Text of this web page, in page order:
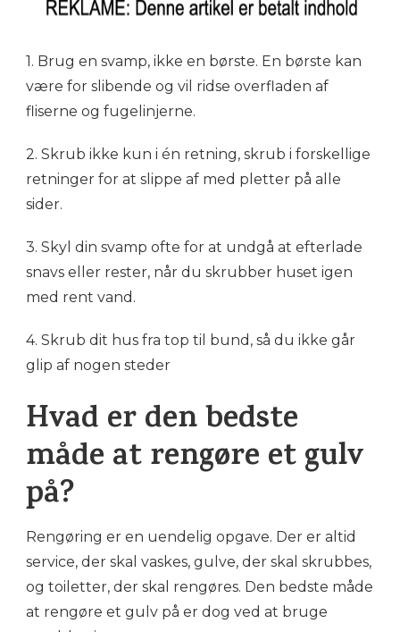
1. Brug en svamp, ikke en børste. En børste kan
være for slibende og vil ridse overfladen af
fliserne og fugelinjerne.
2. Skrub ikke kun i én retning, skrub i forskellige
retninger for at slippe af med pletter på alle
sider.
3. Skyl din svamp ofte for at undgå at efterlade
snavs eller rester, når du skrubber huset igen
med rent vand.
4. Skrub dit hus fra top til bund, så du ikke går
glip af nogen steder
Hvad er den bedste
måde at rengøre et gulv
på?
Rengøring er en uendelig opgave. Der er altid
service, der skal vaskes, gulve, der skal skrubbes,
og toiletter, der skal rengøres. Den bedste måde
at rengøre et gulv på er dog ved at bruge